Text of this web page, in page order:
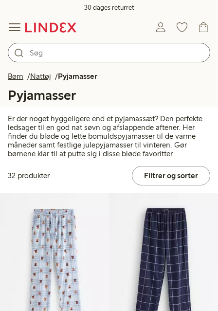
30 dages returret
Børn Nattøj Pyjamasser
Pyjamasser
Er der noget hyggeligere end et pyjamassæt? Den perfekte
ledsager til en god nat søvn og afslappende aftener. Her
finder du bløde og lette bomuldspyjamasser til de varme
måneder samt festlige julepyjamasser til vinteren. Gør
børnene klar til at putte sig i disse bløde favoritter.
32 produkter Filtrer og sorter